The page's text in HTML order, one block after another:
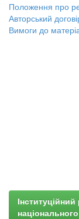
Положення про
Авторський
Вимоги до